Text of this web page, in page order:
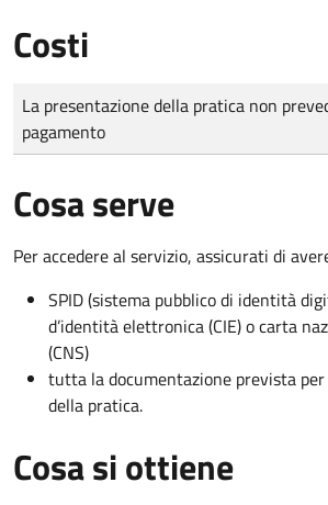
Costi
Tipo di pagamento
Importo
La presentazione della pratica non
pagamento
Cosa serve
Per accedere al servizio, assicurati di
SPID (sistema pubblico di identità
d’identità elettronica (CIE) o carta
(CNS)
tutta la documentazione prevista
della pratica.
Cosa si ottiene